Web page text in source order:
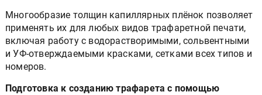
Многообразие толщин капиллярных плёнок позволяет
применять их для любых видов трафаретной печати,
включая работу с водорастворимыми, сольвентными
и УФ-отверждаемыми красками, сетками всех типов и
номеров.
Подготовка к созданию трафарета с помощью